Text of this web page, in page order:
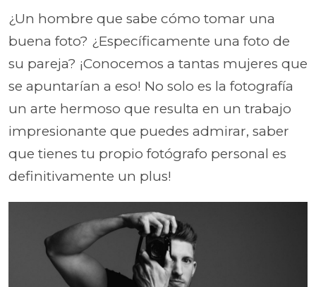
¿Un hombre que sabe cómo tomar una
buena foto? ¿Específicamente una foto de
su pareja? ¡Conocemos a tantas mujeres que
se apuntarían a eso! No solo es la fotografía
un arte hermoso que resulta en un trabajo
impresionante que puedes admirar, saber
que tienes tu propio fotógrafo personal es
definitivamente un plus!